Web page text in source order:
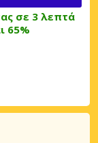
σε 3 λεπτά
65%